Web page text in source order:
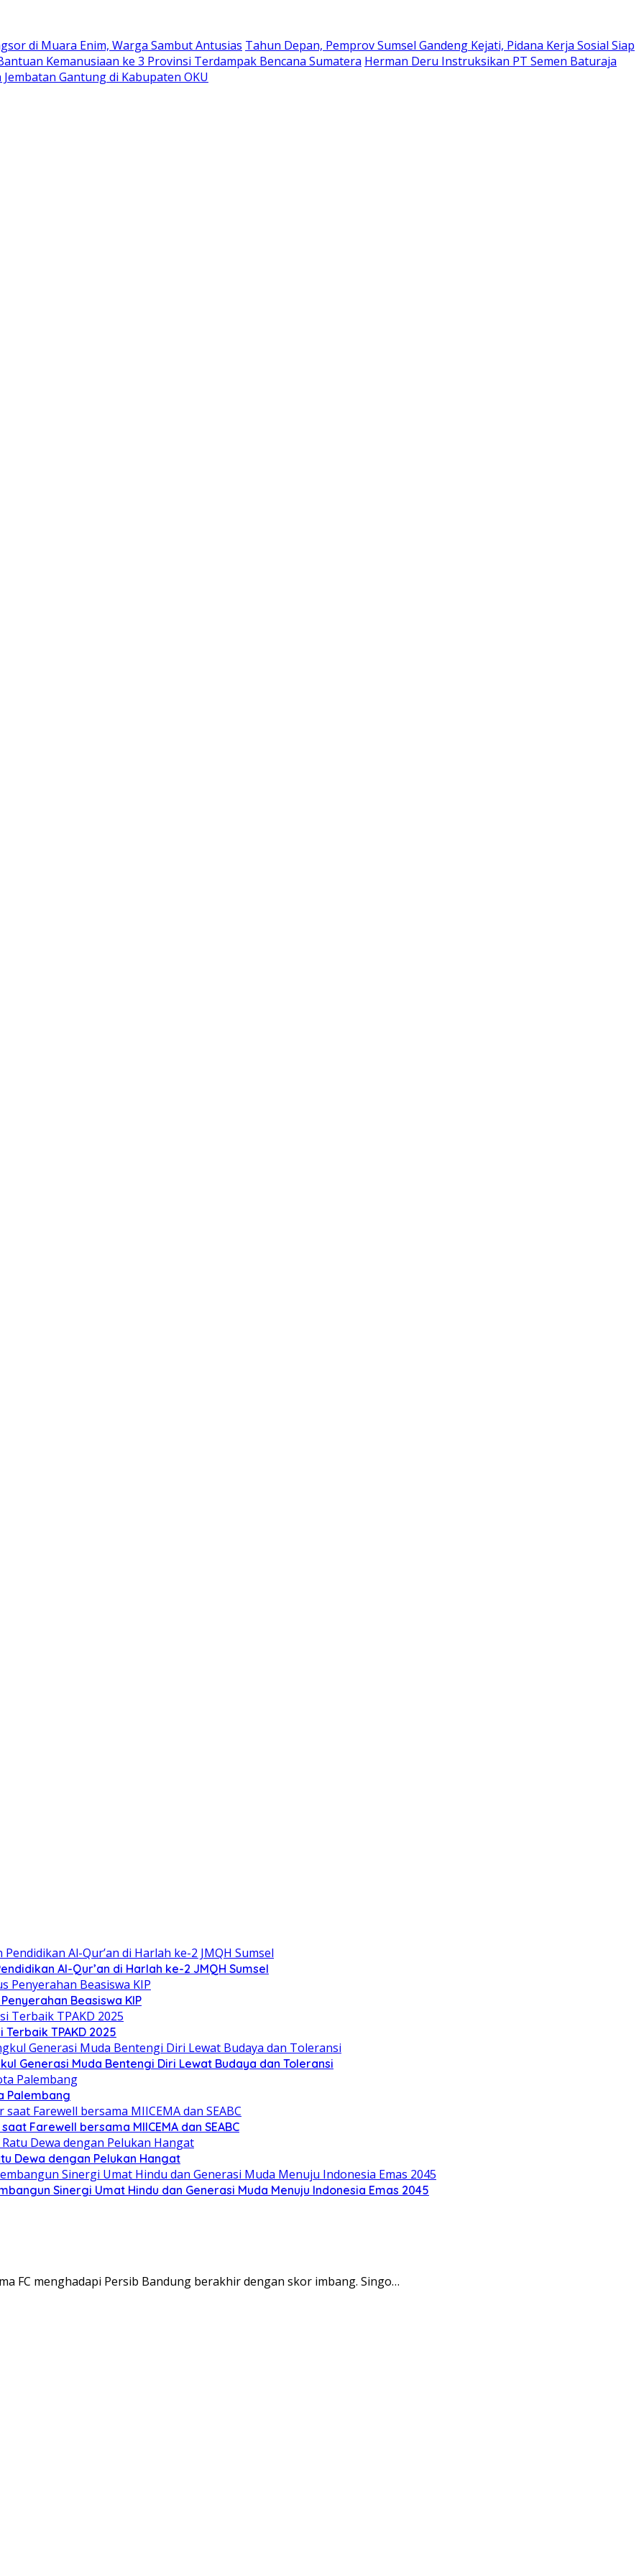
di Muara Enim, Warga Sambut Antusias Tahun Depan, Pemprov Sumsel Gandeng Kejati, Pidana Kerja Sosial Siap
Kemanusiaan ke 3 Provinsi Terdampak Bencana Sumatera Herman Deru Instruksikan PT Semen Baturaja
Gantung di Kabupaten OKU
Al-Qur’an di Harlah ke-2 JMQH Sumsel
Beasiswa KIP
TPAKD 2025
Generasi Muda Bentengi Diri Lewat Budaya dan Toleransi
Palembang
Farewell bersama MIICEMA dan SEABC
Dewa dengan Pelukan Hangat
Sinergi Umat Hindu dan Generasi Muda Menuju Indonesia Emas 2045
FC menghadapi Persib Bandung berakhir dengan skor imbang. Singo…